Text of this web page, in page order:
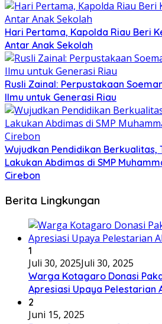
Hari Pertama, Kapolda Riau Beri
Antar Anak Sekolah
Rusli Zainal: Perpustakaan
Ilmu untuk Generasi Riau
Wujudkan Pendidikan Berkualitas,
Lakukan Abdimas di SMP
Cirebon
Berita Lingkungan
1
Juli 30, 2025Juli 30, 2025
Warga Kotagaro Donasi
Apresiasi Upaya Pelestarian
2
Juni 15, 2025